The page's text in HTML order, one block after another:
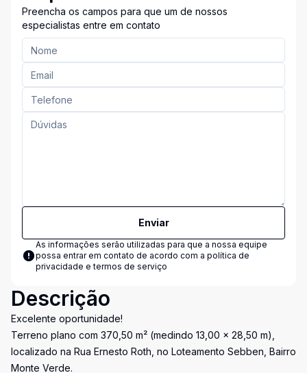
Preencha os campos para que um de nossos
especialistas entre em contato
Enviar
As informações serão utilizadas para que a nossa equipe
possa entrar em contato de acordo com a política de
privacidade e termos de serviço
Descrição
Excelente oportunidade!
Terreno plano com 370,50 m² (medindo 13,00 x 28,50 m),
localizado na Rua Ernesto Roth, no Loteamento Sebben, Bairro
Monte Verde.